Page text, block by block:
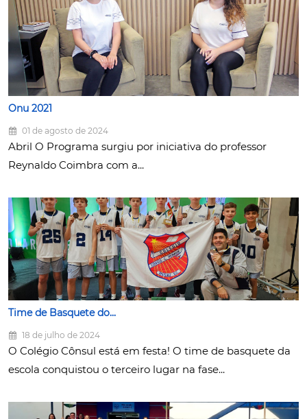
Onu 2021
01 de agosto de 2024
Abril O Programa surgiu por iniciativa do professor
Reynaldo Coimbra com a...
Time de Basquete do...
18 de julho de 2024
O Colégio Cônsul está em festa! O time de basquete da
escola conquistou o terceiro lugar na fase...